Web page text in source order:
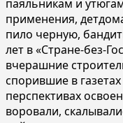
паяльникам и
применения,
пило черную,
лет в «Стране-без-
вчерашние
спорившие в
перспективах
воровали,